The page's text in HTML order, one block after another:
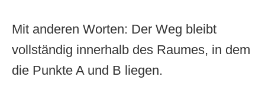
Mit anderen Worten: Der Weg bleibt
vollständig innerhalb des Raumes, in dem
die Punkte A und B liegen.